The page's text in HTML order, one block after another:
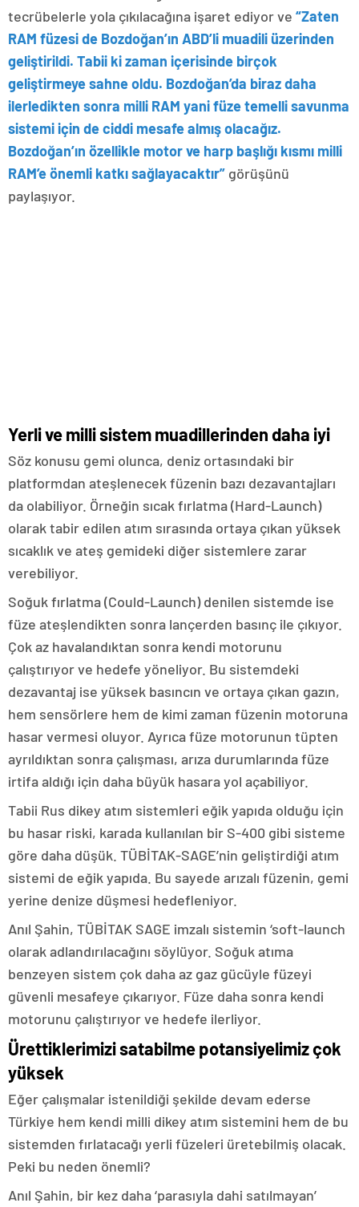
tecrübelerle yola çıkılacağına işaret ediyor ve “Zaten
RAM füzesi de Bozdoğan’ın ABD’li muadili üzerinden
geliştirildi. Tabii ki zaman içerisinde birçok
geliştirmeye sahne oldu. Bozdoğan’da biraz daha
ilerledikten sonra milli RAM yani füze temelli savunma
sistemi için de ciddi mesafe almış olacağız.
Bozdoğan’ın özellikle motor ve harp başlığı kısmı milli
RAM’e önemli katkı sağlayacaktır” görüşünü
paylaşıyor.
Yerli ve milli sistem muadillerinden daha iyi
Söz konusu gemi olunca, deniz ortasındaki bir
platformdan ateşlenecek füzenin bazı dezavantajları
da olabiliyor. Örneğin sıcak fırlatma (Hard-Launch)
olarak tabir edilen atım sırasında ortaya çıkan yüksek
sıcaklık ve ateş gemideki diğer sistemlere zarar
verebiliyor.
Soğuk fırlatma (Could-Launch) denilen sistemde ise
füze ateşlendikten sonra lançerden basınç ile çıkıyor.
Çok az havalandıktan sonra kendi motorunu
çalıştırıyor ve hedefe yöneliyor. Bu sistemdeki
dezavantaj ise yüksek basıncın ve ortaya çıkan gazın,
hem sensörlere hem de kimi zaman füzenin motoruna
hasar vermesi oluyor. Ayrıca füze motorunun tüpten
ayrıldıktan sonra çalışması, arıza durumlarında füze
irtifa aldığı için daha büyük hasara yol açabiliyor.
Tabii Rus dikey atım sistemleri eğik yapıda olduğu için
bu hasar riski, karada kullanılan bir S-400 gibi sisteme
göre daha düşük. TÜBİTAK-SAGE’nin geliştirdiği atım
sistemi de eğik yapıda. Bu sayede arızalı füzenin, gemi
yerine denize düşmesi hedefleniyor.
Anıl Şahin, TÜBİTAK SAGE imzalı sistemin ‘soft-launch
olarak adlandırılacağını söylüyor. Soğuk atıma
benzeyen sistem çok daha az gaz gücüyle füzeyi
güvenli mesafeye çıkarıyor. Füze daha sonra kendi
motorunu çalıştırıyor ve hedefe ilerliyor.
Ürettiklerimizi satabilme potansiyelimiz çok
yüksek
Eğer çalışmalar istenildiği şekilde devam ederse
Türkiye hem kendi milli dikey atım sistemini hem de bu
sistemden fırlatacağı yerli füzeleri üretebilmiş olacak.
Peki bu neden önemli?
Anıl Şahin, bir kez daha ‘parasıyla dahi satılmayan’